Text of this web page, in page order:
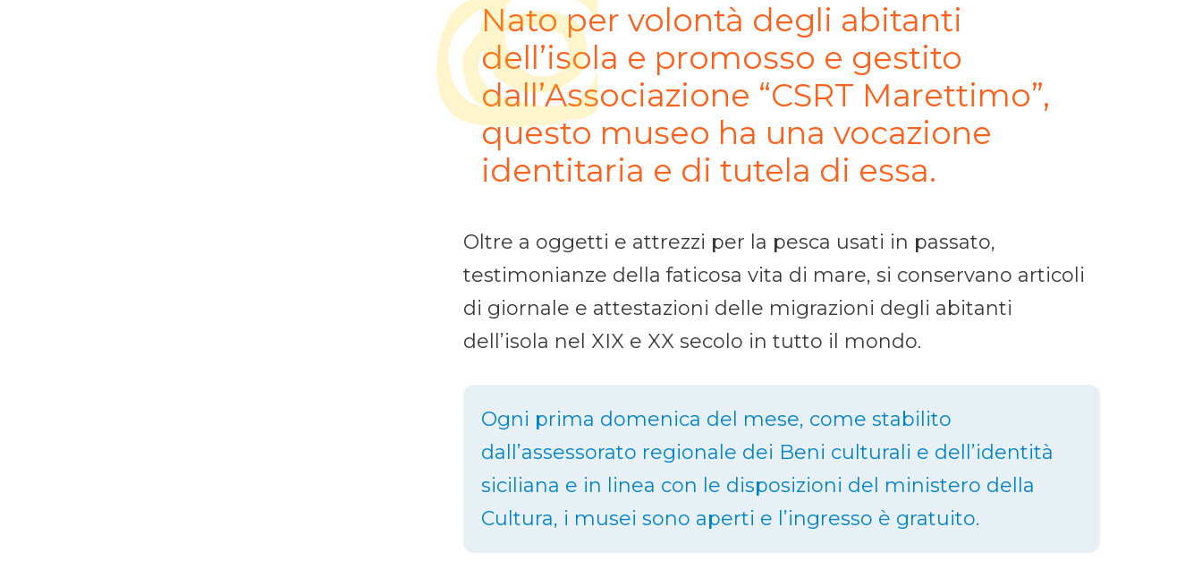
Nato per volontà degli abitanti
dell’isola e promosso e gestito
dall’Associazione “CSRT Marettimo”,
questo museo ha una vocazione
identitaria e di tutela di essa.
Oltre a oggetti e attrezzi per la pesca usati in passato,
testimonianze della faticosa vita di mare, si conservano articoli
di giornale e attestazioni delle migrazioni degli abitanti
dell’isola nel XIX e XX secolo in tutto il mondo.
Ogni prima domenica del mese, come stabilito
dall’assessorato regionale dei Beni culturali e dell’identità
siciliana e in linea con le disposizioni del ministero della
Cultura, i musei sono aperti e l’ingresso è gratuito.